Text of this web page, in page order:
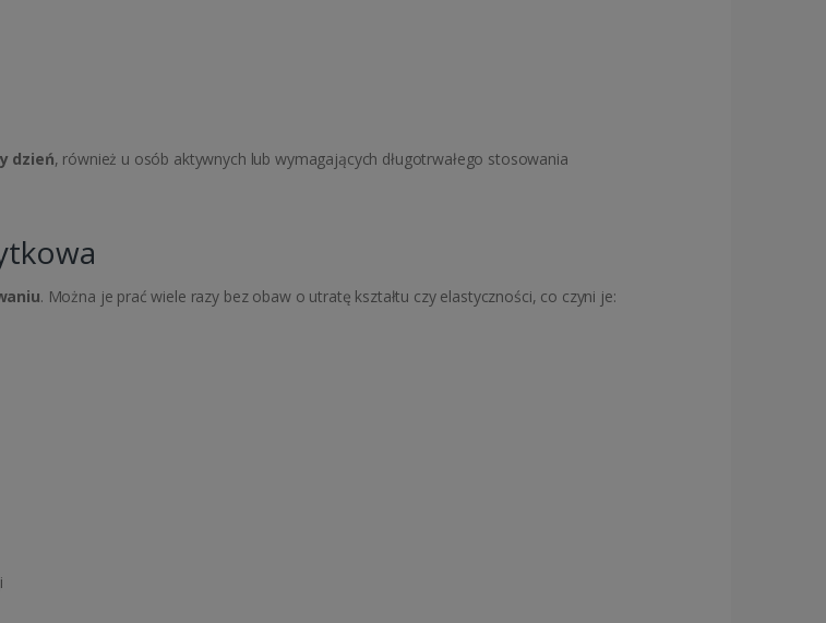
dzień, również u osób aktywnych lub wymagających długotrwałego stosowania
. Można je prać wiele razy bez obaw o utratę kształtu czy elastyczności, co czyni je: